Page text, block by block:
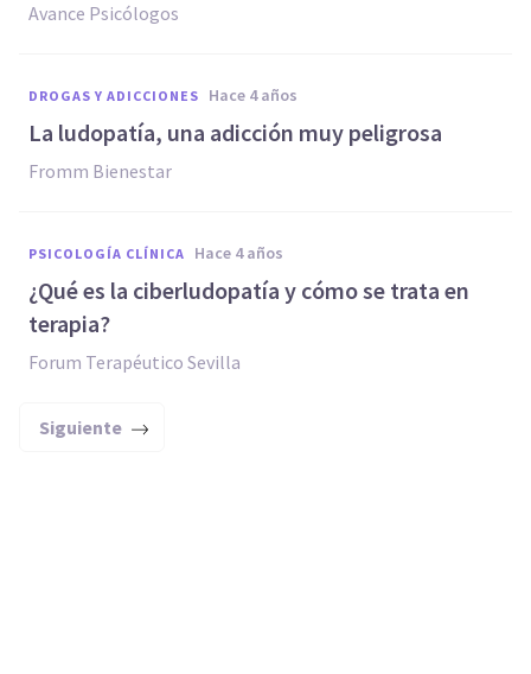
Avance Psicólogos
DROGAS Y ADICCIONES hace 4 años
La ludopatía, una adicción muy peligrosa
Fromm Bienestar
PSICOLOGÍA CLÍNICA hace 4 años
¿Qué es la ciberludopatía y cómo se trata en
terapia?
Forum Terapéutico Sevilla
Siguiente